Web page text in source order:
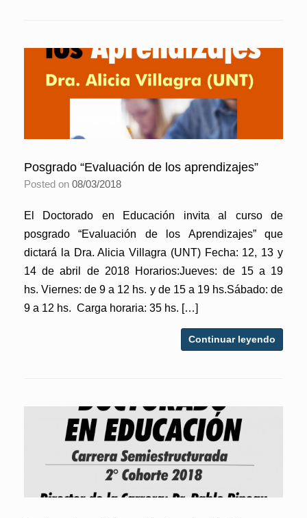
Posgrado “Evaluación de los aprendizajes”
Posted on 08/03/2018
El Doctorado en Educación invita al curso de
posgrado “Evaluación de los Aprendizajes” que
dictará la Dra. Alicia Villagra (UNT) Fecha: 12, 13 y
14 de abril de 2018 Horarios:Jueves: de 15 a 19
hs. Viernes: de 9 a 12 hs. y de 15 a 19 hs.Sábado: de
9 a 12 hs. Carga horaria: 35 hs. […]
Continuar leyendo